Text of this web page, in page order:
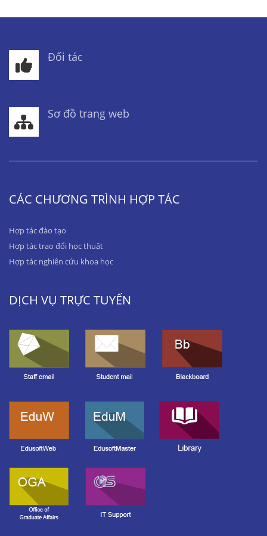
Đối tác
Sơ đồ trang web
CÁC CHƯƠNG TRÌNH HỢP TÁC
Hợp tác đào tạo
Hợp tác trao đổi học thuật
Hợp tác nghiên cứu khoa học
DỊCH VỤ TRỰC TUYẾN